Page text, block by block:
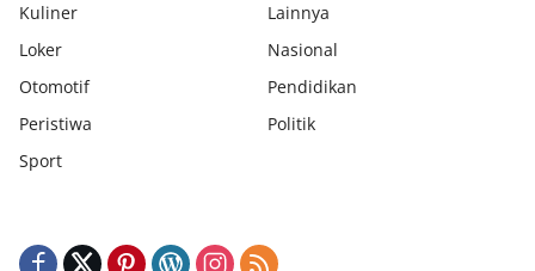
Kuliner
Lainnya
Loker
Nasional
Otomotif
Pendidikan
Peristiwa
Politik
Sport